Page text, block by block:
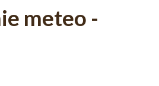
meteo -